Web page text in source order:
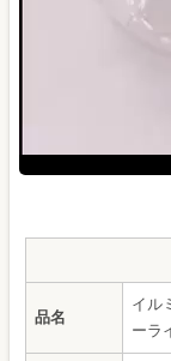
品名
イル
ーラ